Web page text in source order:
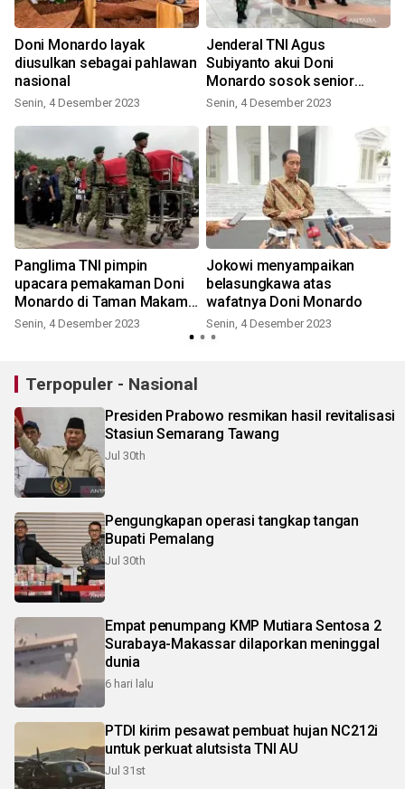
Doni Monardo layak
diusulkan sebagai pahlawan
nasional
Senin, 4 Desember 2023
Jenderal TNI Agus
Subiyanto akui Doni
Monardo sosok senior
panutan
Senin, 4 Desember 2023
Panglima TNI pimpin
upacara pemakaman Doni
Monardo di Taman Makam
Pahlawan Kalibata
Senin, 4 Desember 2023
Jokowi menyampaikan
belasungkawa atas
wafatnya Doni Monardo
Senin, 4 Desember 2023
Terpopuler - Nasional
Presiden Prabowo resmikan hasil revitalisasi
Stasiun Semarang Tawang
Jul 30th
Pengungkapan operasi tangkap tangan
Bupati Pemalang
Jul 30th
Empat penumpang KMP Mutiara Sentosa 2
Surabaya-Makassar dilaporkan meninggal
dunia
6 hari lalu
PTDI kirim pesawat pembuat hujan NC212i
untuk perkuat alutsista TNI AU
Jul 31st